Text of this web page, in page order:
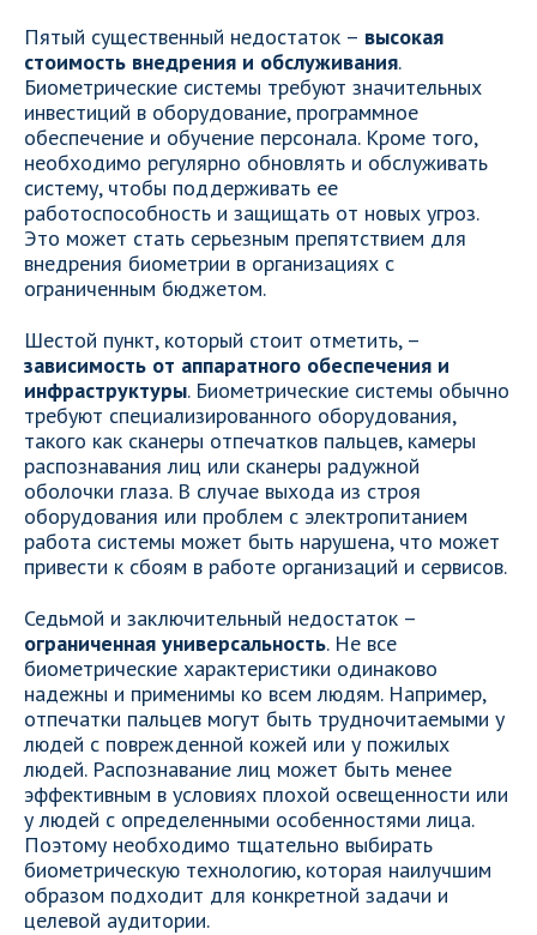
Пятый существенный недостаток – высокая
стоимость внедрения и обслуживания.
Биометрические системы требуют значительных
инвестиций в оборудование, программное
обеспечение и обучение персонала. Кроме того,
необходимо регулярно обновлять и обслуживать
систему, чтобы поддерживать ее
работоспособность и защищать от новых угроз.
Это может стать серьезным препятствием для
внедрения биометрии в организациях с
ограниченным бюджетом.
Шестой пункт, который стоит отметить, –
зависимость от аппаратного обеспечения и
инфраструктуры. Биометрические системы обычно
требуют специализированного оборудования,
такого как сканеры отпечатков пальцев, камеры
распознавания лиц или сканеры радужной
оболочки глаза. В случае выхода из строя
оборудования или проблем с электропитанием
работа системы может быть нарушена, что может
привести к сбоям в работе организаций и сервисов.
Седьмой и заключительный недостаток –
ограниченная универсальность. Не все
биометрические характеристики одинаково
надежны и применимы ко всем людям. Например,
отпечатки пальцев могут быть трудночитаемыми у
людей с поврежденной кожей или у пожилых
людей. Распознавание лиц может быть менее
эффективным в условиях плохой освещенности или
у людей с определенными особенностями лица.
Поэтому необходимо тщательно выбирать
биометрическую технологию, которая наилучшим
образом подходит для конкретной задачи и
целевой аудитории.